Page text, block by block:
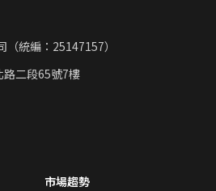
統編：25147157）
路二段65號7樓
市場趨勢